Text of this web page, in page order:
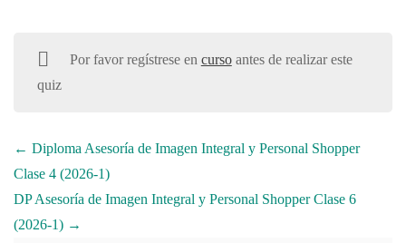
Por favor regístrese en cursoantes de realizar este
quiz
Diploma Asesoría de Imagen Integral y Personal Shopper
Clase 4 (2026-1)
DP Asesoría de Imagen Integral y Personal Shopper Clase 6
(2026-1)